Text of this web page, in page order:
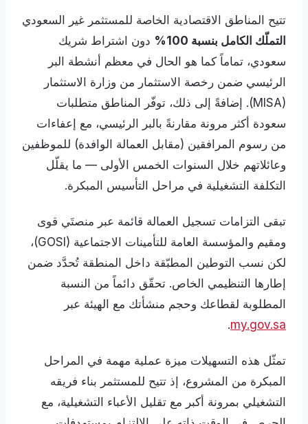
تتيح المناطق الاقتصادية الخاصة للمستثمر غير السعودي
التملّك الكامل بنسبة 100%
دون اشتراط شريك
سعودي، تماماً كما هو الحال في معظم أنشطة البر
الرئيسي ضمن رخصة الاستثمار من وزارة الاستثمار
(MISA). إضافةً إلى ذلك، توفّر المناطق متطلبات
سعودة أكثر مرونة مقارنةً بالبر الرئيسي، مع إعفاءات
من رسوم المرافقين (مقابل العمالة الوافدة) للموظفين
وعائلاتهم خلال السنوات الخمس الأولى — ما يقلّل
التكلفة التشغيلية في مراحل التأسيس المبكرة.
تبقى التزامات تسجيل العمالة قائمة عبر منصتَي قوى
ومقيم والمؤسسة العامة للتأمينات الاجتماعية (GOSI)،
لكن نسب التوطين المطبّقة داخل المنطقة تُحدَّد ضمن
إطارها التنظيمي الخاص. تحقّق دائماً من النسبة
المطلوبة لقطاعك وحجم منشأتك مع الهيئة عبر
my.gov.sa
.
تمثّل هذه التسهيلات ميزة عملية مهمة في المراحل
المبكرة من المشروع، إذ تتيح للمستثمر بناء فريقه
التشغيلي بمرونة أكبر مع تقليل الأعباء التشغيلية، مع